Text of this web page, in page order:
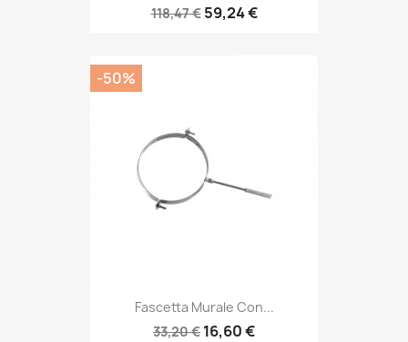
118,47 € 59,24 €
Fascetta Murale Con...
33,20 € 16,60 €
-50%